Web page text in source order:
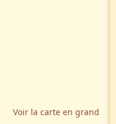
Voir la carte en grand